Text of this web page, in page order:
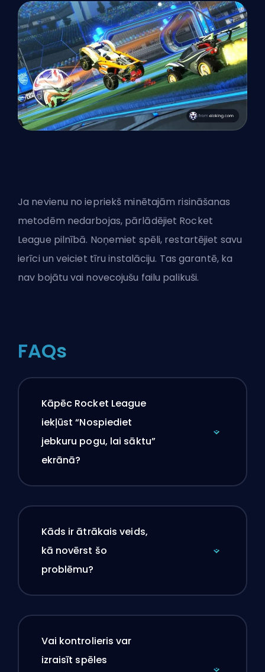
Ja nevienu no iepriekš minētajām risināšanas
metodēm nedarbojas, pārlādējiet Rocket
League pilnībā. Noņemiet spēli, restartējiet savu
ierīci un veiciet tīru instalāciju. Tas garantē, ka
nav bojātu vai novecojušu failu palikuši.
FAQs
Kāpēc Rocket League
iekļūst “Nospiediet
jebkuru pogu, lai sāktu”
ekrānā?
Kāds ir ātrākais veids,
kā novērst šo
problēmu?
Vai kontrolieris var
izraisīt spēles